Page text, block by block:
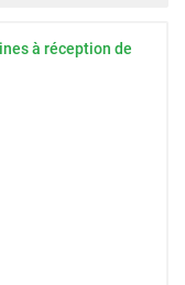
à réception de